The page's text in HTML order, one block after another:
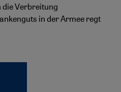
die Verbreitung
in der Armee regt